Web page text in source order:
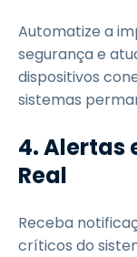
Automatize a
segurança e
dispositivos
sistemas
4. Alertas
Real
Receba
críticos do